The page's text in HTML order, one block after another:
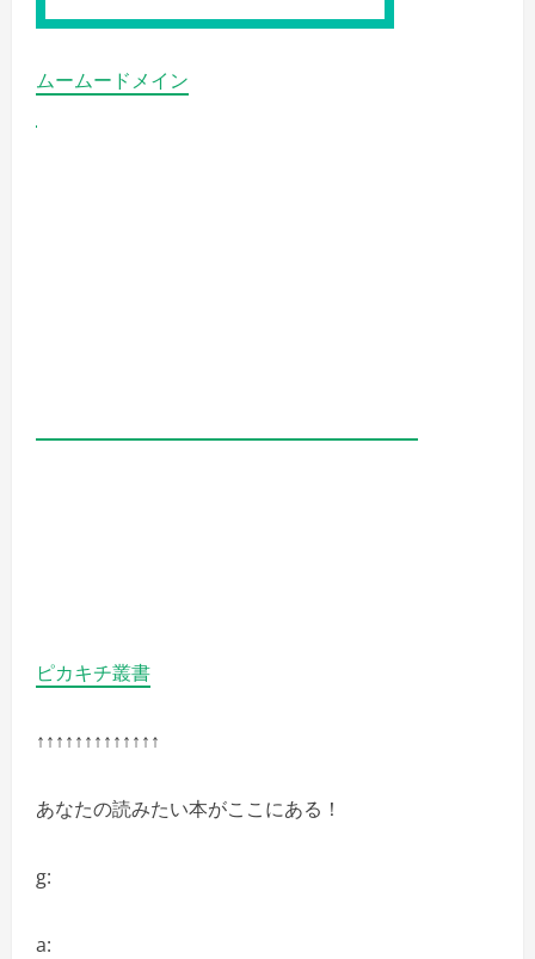
ムームードメイン
ピカキチ叢書
↑↑↑↑↑↑↑↑↑↑↑↑↑
あなたの読みたい本がここにある！
g:
a: